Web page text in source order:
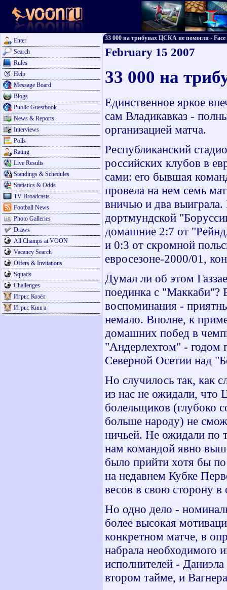
Enter
Search
Rules
Help
Message Board
Blogs
Public Guestbook
News & Reports
Interviews
Polls
Rating
Live Results
Standings & Schedules
Statistics & Odds
TV Broadcasts
Football News
Photo Galleries
Draws
All Champs at VOON
Vacancy Search
Offers & Invitations
Squads
Challenges
Игры: Козёл
Игры: Кинга
33 000 на трибунах ЦСКА не помогли - Face
February 15 2007
33 000 на
Единственное яркое
сам Владикавказ -
организацией матча.
Республиканский
российских клубов в
сами: его бывшая
провела на нем семь
вничью и два
дортмундской
домашние 2:7 от
и 0:3 от скромной
евросезоне-2000/01,
Думал ли об этом
поединка с "Маккаби"?
воспоминания -
немало. Вполне, к
домашних побед в
"Андерлехтом" - годом
Северной Осетии над
Но случилось так, как
из нас не ожидали,
болельщиков (глубоко
больше народу) не
ничьей. Не ожидали по
нам командой явно
было прийти хотя бы
на недавнем Кубке
весов в свою сторону в
Но одно дело -
более высокая
конкретном матче, в
набрала необходимого
исполнителей -
втором тайме, и